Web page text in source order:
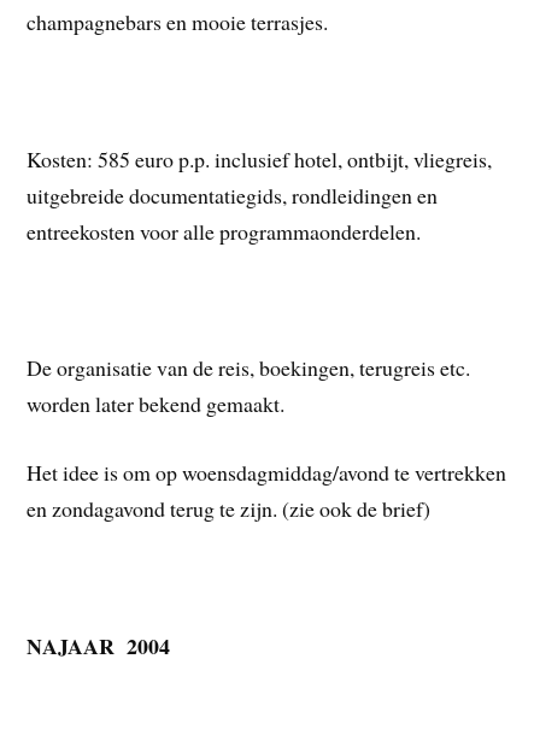
champagnebars en mooie terrasjes.
Kosten: 585 euro p.p. inclusief hotel, ontbijt, vliegreis,
uitgebreide documentatiegids, rondleidingen en
entreekosten voor alle programmaonderdelen.
De organisatie van de reis, boekingen, terugreis etc.
worden later bekend gemaakt.
Het idee is om op woensdagmiddag/avond te vertrekken
en zondagavond terug te zijn. (zie ook de brief)
NAJAAR 2004